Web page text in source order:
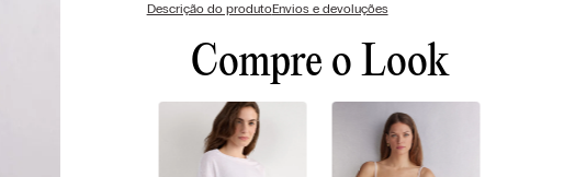
Descrição do produtoEnvios e devoluções
Compre o Look